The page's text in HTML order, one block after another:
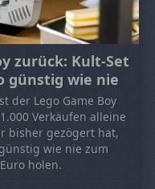
zurück: Kult-Set
günstig wie nie
der Lego Game Boy
Verkäufen alleine
bisher gezögert hat,
wie nie zum
holen.